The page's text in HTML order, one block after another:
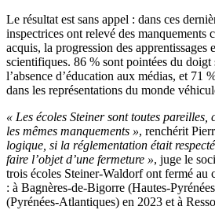
Le résultat est sans appel : dans ces
inspectrices ont relevé des manquements
acquis, la progression des apprentissages
scientifiques. 86 % sont pointées du
l’absence d’éducation aux médias, et 71
dans les représentations du monde
« Les écoles Steiner sont toutes pareilles,
les mêmes manquements », renchérit
logique, si la réglementation était
faire l’objet d’une fermeture », juge le
trois écoles Steiner-Waldorf ont fermé au
: à Bagnères-de-Bigorre (Hautes-
(Pyrénées-Atlantiques) en 2023 et à